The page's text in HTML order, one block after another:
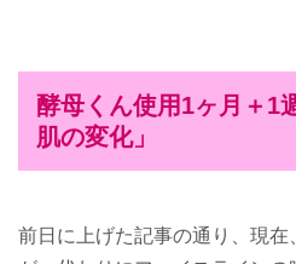
酵母くん使用1ヶ月＋1
肌の変化」
前日に上げた記事の通り、現